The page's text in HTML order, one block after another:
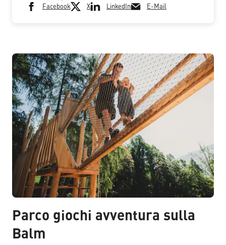
Facebook
X LinkedIn E-Mail
Parco giochi avventura sulla
Balm